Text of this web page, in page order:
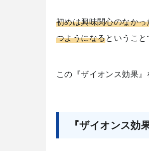
初めは興味関心のなか
つようになるということ
この『ザイオンス効果
『ザイオンス効